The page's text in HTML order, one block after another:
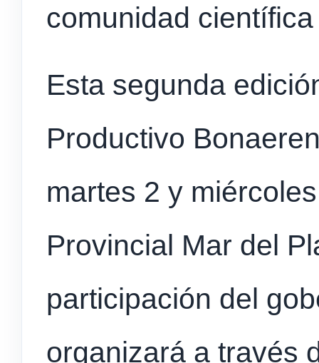
comunidad
Esta segunda
Productivo
martes 2 y
Provincial Mar del
participación del
organizará a través